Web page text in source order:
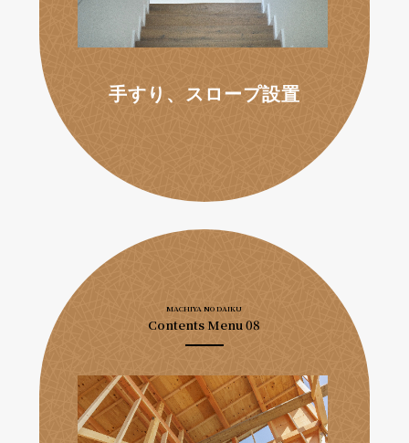
手すり、スロープ設置
MACHIYA NO DAIKU
Contents Menu 08